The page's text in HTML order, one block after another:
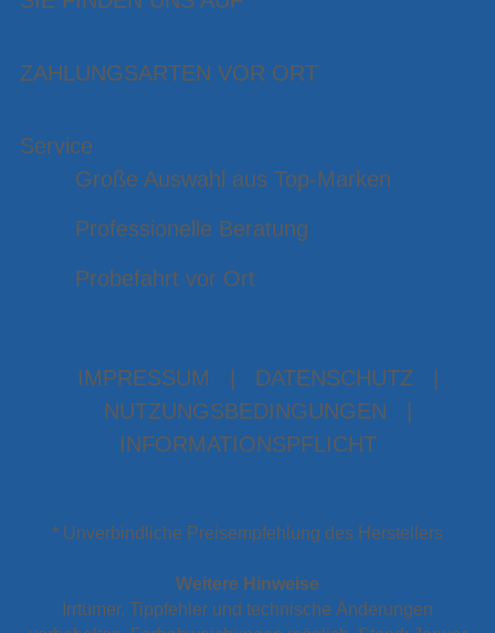
ZAHLUNGSARTEN VOR ORT
Service
Große Auswahl aus Top-Marken
Professionelle Beratung
Probefahrt vor Ort
IMPRESSUM DATENSCHUTZ
NUTZUNGSBEDINGUNGEN
INFORMATIONSPFLICHT
* Unverbindliche Preisempfehlung des Herstellers
Weitere Hinweise
Irrtümer, Tippfehler und technische Änderungen